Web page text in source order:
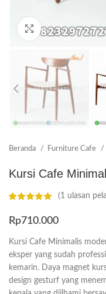
Click to enlarge
Beranda Furniture Cafe
Kursi Cafe
(1 ulasan
Rp710.000
Kursi Cafe Minimalis
eksper yang sudah
kemarin. Daya magnet
design gesturf yang